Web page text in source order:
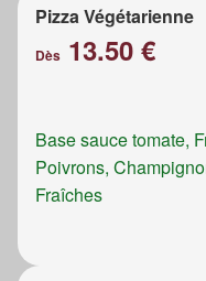
Pizza Végétarienne
Dès 13.50 €
Base sauce tomate,
Poivrons,
Fraîches